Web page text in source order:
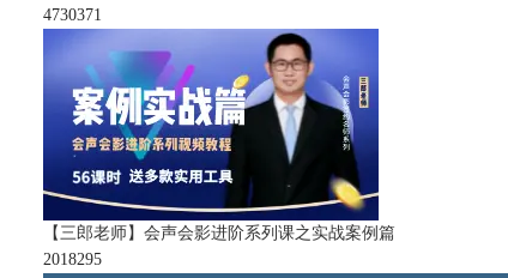
4730371
【三郎老师】会声会影进阶系列课之实战案例篇
2018295